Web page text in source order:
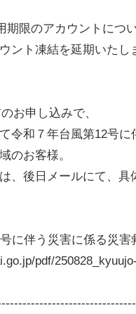
期限のアカウントにつ
ント凍結を延期いたし
お申し込みで、
令和７年台風第12号に
のお客様。
後日メールにて、具
に伴う災害に係る災害
pdf/